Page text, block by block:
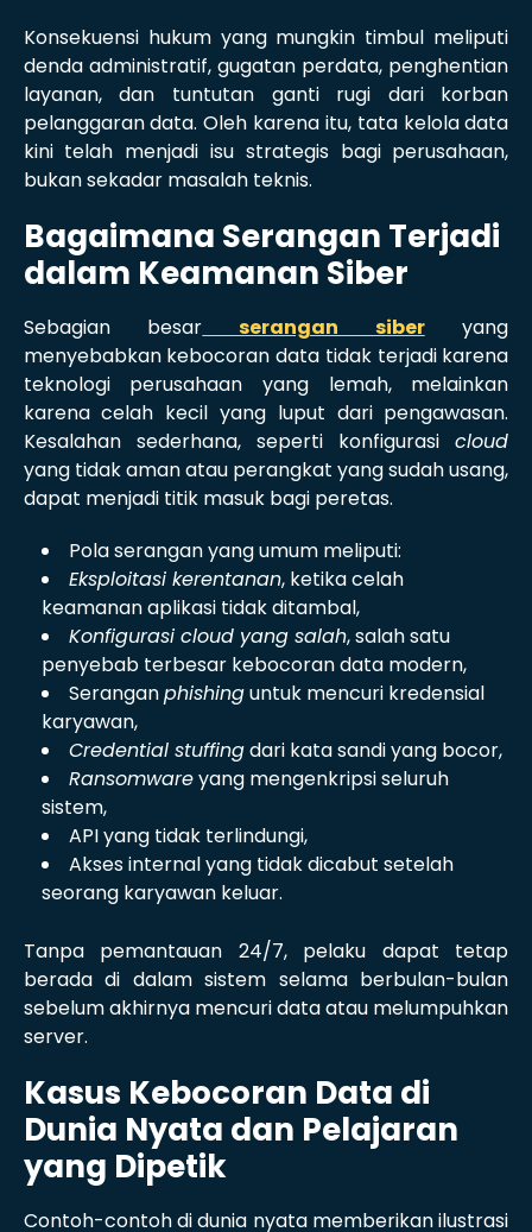
Konsekuensi hukum yang mungkin timbul meliputi
denda administratif, gugatan perdata, penghentian
layanan, dan tuntutan ganti rugi dari korban
pelanggaran data. Oleh karena itu, tata kelola data
kini telah menjadi isu strategis bagi perusahaan,
bukan sekadar masalah teknis.
Bagaimana Serangan Terjadi
dalam Keamanan Siber
Sebagian besar serangan siberyang
menyebabkan kebocoran data tidak terjadi karena
teknologi perusahaan yang lemah, melainkan
karena celah kecil yang luput dari pengawasan.
Kesalahan sederhana, seperti konfigurasicloud
yang tidak aman atau perangkat yang sudah usang,
dapat menjadi titik masuk bagi peretas.
Pola serangan yang umum meliputi:
Eksploitasi kerentanan, ketika celah
keamanan aplikasi tidak ditambal,
Konfigurasi cloud yang salah, salah satu
penyebab terbesar kebocoran data modern,
Seranganphishinguntuk mencuri kredensial
karyawan,
Credential stuffingdari kata sandi yang bocor,
Ransomwareyang mengenkripsi seluruh
sistem,
API yang tidak terlindungi,
Akses internal yang tidak dicabut setelah
seorang karyawan keluar.
Tanpa pemantauan 24/7, pelaku dapat tetap
berada di dalam sistem selama berbulan-bulan
sebelum akhirnya mencuri data atau melumpuhkan
server.
Kasus Kebocoran Data di
Dunia Nyata dan Pelajaran
yang Dipetik
Contoh-contoh di dunia nyata memberikan ilustrasi